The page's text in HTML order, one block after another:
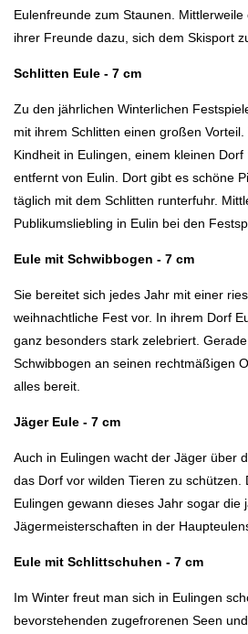
Eulenfreunde zum Staunen.
ihrer Freunde dazu, sich dem Skisport
Schlitten Eule - 7 cm
Zu den jährlichen Winterlichen
mit ihrem Schlitten einen großen
Kindheit in Eulingen, einem kleinen
entfernt von Eulin. Dort gibt es schöne
täglich mit dem Schlitten runterfuhr.
Publikumsliebling in Eulin bei den
Eule mit Schwibbogen - 7 cm
Sie bereitet sich jedes Jahr mit einer
weihnachtliche Fest vor. In ihrem Dorf
ganz besonders stark zelebriert.
Schwibbogen an seinen rechtmäßigen
alles bereit.
Jäger Eule - 7 cm
Auch in Eulingen wacht der Jäger über
das Dorf vor wilden Tieren zu schützen.
Eulingen gewann dieses Jahr sogar die
Jägermeisterschaften in der
Eule mit Schlittschuhen - 7 cm
Im Winter freut man sich in Eulingen
bevorstehenden zugefrorenen Seen